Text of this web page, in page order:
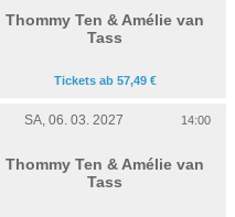
Thommy Ten & Amélie van
Tass
Tickets ab 57,49 €
SA, 06. 03. 2027 14:00
Thommy Ten & Amélie van
Tass